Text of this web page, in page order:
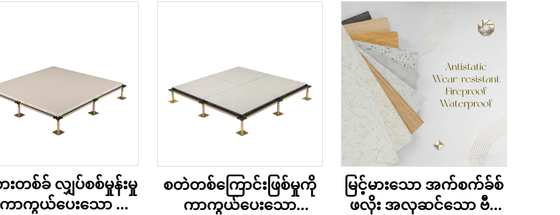
းတစ်ခ် လျှပ်စစ်မှုန်းမှု
ာကွယ်ပေးသော က
စတဲတစ်ကြောင်းဖြစ်မှုကို
ကာကွယ်ပေးသော
မြင့်မားသော အက်စက်ခ်စ်
ဖလိုး အလှဆင်သော ဗီနီ